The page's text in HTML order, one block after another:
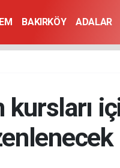
BAKIRKÖY ADALAR
kursları